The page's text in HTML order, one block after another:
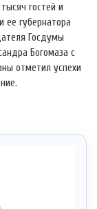
гостей и
ее губернатора
Госдумы
Богомаза с
отметил успехи